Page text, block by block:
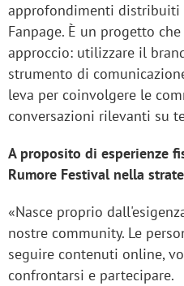
approfondimenti distribuiti
Fanpage. È un progetto
approccio: utilizzare il
strumento di
leva per coinvolgere le
conversazioni rilevanti su
A proposito di esperienze
Rumore Festival nella
«Nasce proprio
nostre community. Le
seguire contenuti online,
confrontarsi e partecipare.